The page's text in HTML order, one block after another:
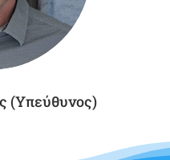
(Υπεύθυνος)